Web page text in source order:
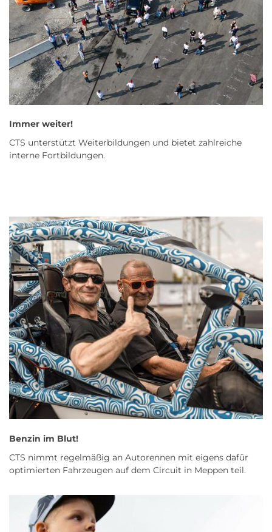
Immer weiter!
CTS unterstützt Weiterbildungen und bietet zahlreiche
interne Fortbildungen.
Benzin im Blut!
CTS nimmt regelmäßig an Autorennen mit eigens dafür
optimierten Fahrzeugen auf dem Circuit in Meppen teil.